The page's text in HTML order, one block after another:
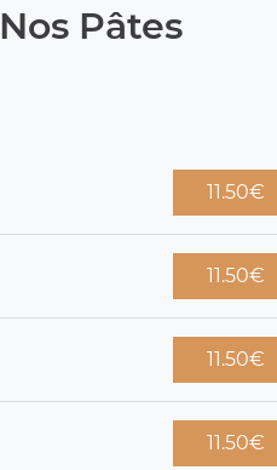
Nos Pâtes
11.50€
11.50€
11.50€
11.50€